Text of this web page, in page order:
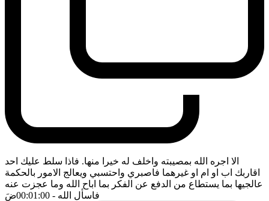
الا اجره الله بمصيبته واخلف له خيرا منها. فاذا سلط عليك احد
اقاربك اب او ام او غيرهما فاصبري واحتسبي ويعالج الامور بالحكمة
عالجيها بما يستطاع من الدفع عن الفكر بما اباح الله وما عجزت عنه
فاسأل الله - 00:01:00 ضَ